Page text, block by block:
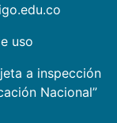
uso
a inspección
Nacional”